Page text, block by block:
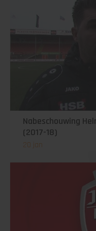
Nabeschouwing
(2017-18)
20 jan